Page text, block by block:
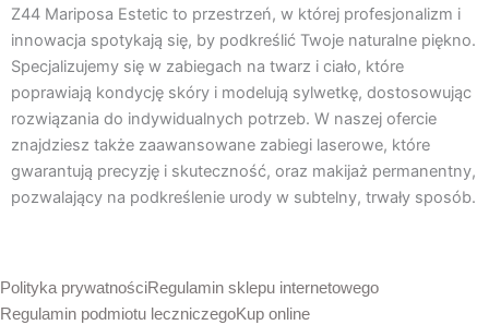
e
b
o
o
k
t
a
g
r
a
m
Z44 Mariposa Estetic to przestrzeń, w której profesjonalizm i
innowacja spotykają się, by podkreślić Twoje naturalne piękno.
Specjalizujemy się w zabiegach na twarz i ciało, które
poprawiają kondycję skóry i modelują sylwetkę, dostosowując
rozwiązania do indywidualnych potrzeb. W naszej ofercie
znajdziesz także zaawansowane zabiegi laserowe, które
gwarantują precyzję i skuteczność, oraz makijaż permanentny,
pozwalający na podkreślenie urody w subtelny, trwały sposób.
Polityka prywatnościRegulamin sklepu internetowego
Regulamin podmiotu leczniczegoKup online